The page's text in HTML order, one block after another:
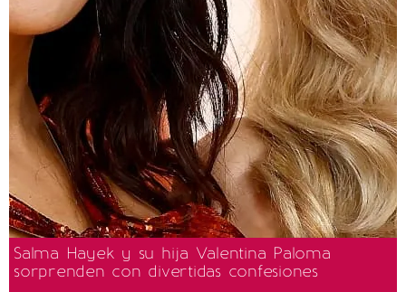
Salma Hayek y su hija Valentina Paloma
sorprenden con divertidas confesiones